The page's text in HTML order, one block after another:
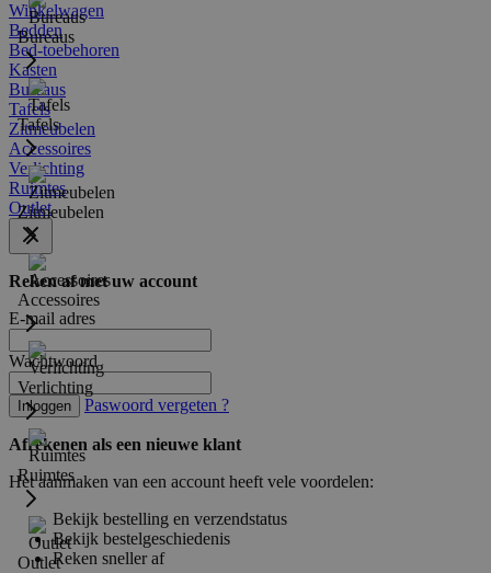
Winkelwagen
Bureaus
Tafels
Zitmeubelen
Accessoires
Verlichting
Ruimtes
Outlet
Bedden
Bed-toebehoren
Kasten
Bureaus
Tafels
Zitmeubelen
Accessoires
Verlichting
Ruimtes
Outlet
Reken af met uw account
E-mail adres
Wachtwoord
Inloggen Paswoord vergeten ?
Afrekenen als een nieuwe klant
Het aanmaken van een account heeft vele voordelen:
Bekijk bestelling en verzendstatus
Bekijk bestelgeschiedenis
Reken sneller af